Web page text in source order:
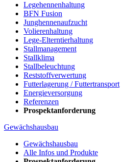
Legehennenhaltung
BFN Fusion
Junghennenaufzucht
Volierenhaltung
Lege-Elterntierhaltung
Stallmanagement
Stallklima
Stallbeleuchtung
Reststoffverwertung
Futterlagerung / Futtertransport
Energieversorgung
Referenzen
Prospektanforderung
Gewächshausbau
Gewächshausbau
Alle Infos und Produkte